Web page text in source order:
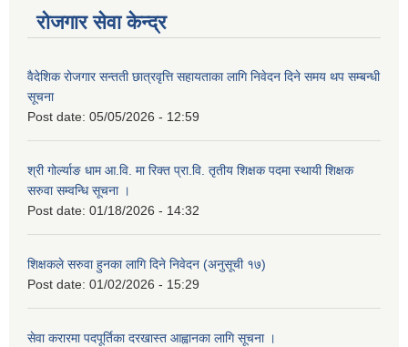
रोजगार सेवा केन्द्र
वैदेशिक रोजगार सन्तती छात्रवृत्ति सहायताका लागि निवेदन दिने समय थप सम्बन्धी
सूचना
Post date: 05/05/2026 - 12:59
श्री गोर्ल्याङ धाम आ.वि. मा रिक्त प्रा.वि. तृतीय शिक्षक पदमा स्थायी शिक्षक
सरुवा सम्वन्धि सूचना ।
Post date: 01/18/2026 - 14:32
शिक्षकले सरुवा हुनका लागि दिने निवेदन (अनुसूची १७)
Post date: 01/02/2026 - 15:29
सेवा करारमा पदपूर्तिका दरखास्त आह्वानका लागि सूचना ।